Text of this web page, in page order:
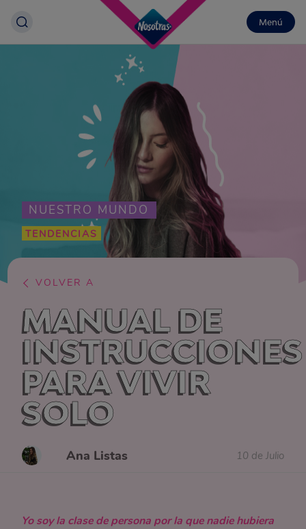
Menú
NUESTRO MUNDO
TENDENCIAS
VOLVER A
MANUAL DE
INSTRUCCIONES
PARA VIVIR
SOLO
Ana Listas 10 de Julio
Yo soy la clase de persona por la que nadie hubiera